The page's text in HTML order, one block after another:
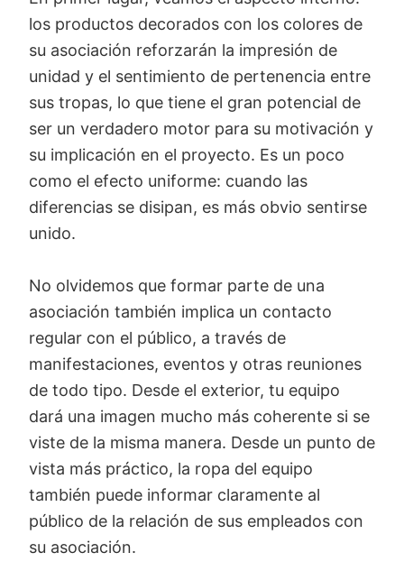
los productos decorados con los colores de
su asociación reforzarán la impresión de
unidad y el sentimiento de pertenencia entre
sus tropas, lo que tiene el gran potencial de
ser un verdadero motor para su motivación y
su implicación en el proyecto. Es un poco
como el efecto uniforme: cuando las
diferencias se disipan, es más obvio sentirse
unido.
No olvidemos que formar parte de una
asociación también implica un contacto
regular con el público, a través de
manifestaciones, eventos y otras reuniones
de todo tipo. Desde el exterior, tu equipo
dará una imagen mucho más coherente si se
viste de la misma manera. Desde un punto de
vista más práctico, la ropa del equipo
también puede informar claramente al
público de la relación de sus empleados con
su asociación.